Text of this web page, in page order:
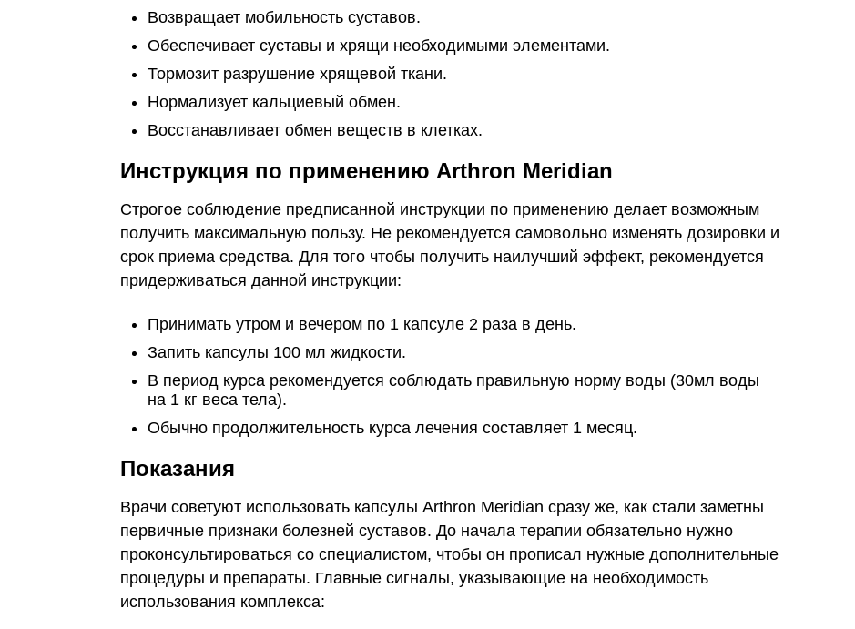
Возвращает мобильность суставов.
Обеспечивает суставы и хрящи необходимыми элементами.
Тормозит разрушение хрящевой ткани.
Нормализует кальциевый обмен.
Восстанавливает обмен веществ в клетках.
Инструкция по применению Arthron Meridian
Строгое соблюдение предписанной инструкции по применению делает возможным
получить максимальную пользу. Не рекомендуется самовольно изменять дозировки и
срок приема средства. Для того чтобы получить наилучший эффект, рекомендуется
придерживаться данной инструкции:
Принимать утром и вечером по 1 капсуле 2 раза в день.
Запить капсулы 100 мл жидкости.
В период курса рекомендуется соблюдать правильную норму воды (30мл воды
на 1 кг веса тела).
Обычно продолжительность курса лечения составляет 1 месяц.
Показания
Врачи советуют использовать капсулы Arthron Meridian сразу же, как стали заметны
первичные признаки болезней суставов. До начала терапии обязательно нужно
проконсультироваться со специалистом, чтобы он прописал нужные дополнительные
процедуры и препараты. Главные сигналы, указывающие на необходимость
использования комплекса: